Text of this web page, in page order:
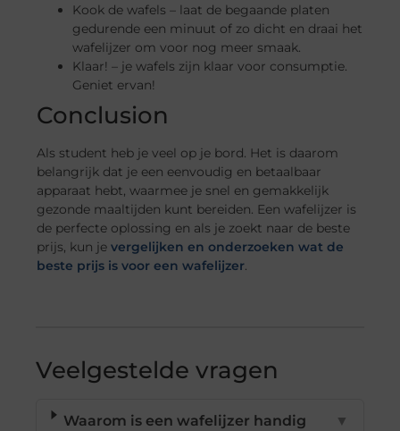
Kook de wafels – laat de begaande platen
gedurende een minuut of zo dicht en draai het
wafelijzer om voor nog meer smaak.
Klaar! – je wafels zijn klaar voor consumptie.
Geniet ervan!
Conclusion
Als student heb je veel op je bord. Het is daarom
belangrijk dat je een eenvoudig en betaalbaar
apparaat hebt, waarmee je snel en gemakkelijk
gezonde maaltijden kunt bereiden. Een wafelijzer is
de perfecte oplossing en als je zoekt naar de beste
prijs, kun jevergelijken en onderzoeken wat de
beste prijs is voor een wafelijzer.
Veelgestelde vragen
Waarom is een wafelijzer handig ▼